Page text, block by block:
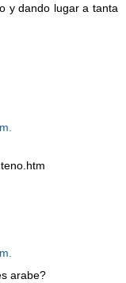
y dando lugar a tanta
arabe?